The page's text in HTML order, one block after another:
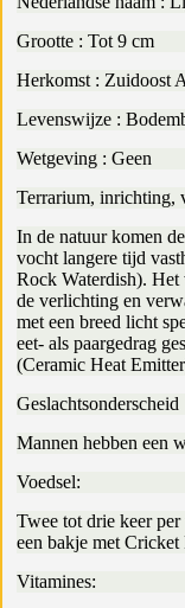
Grootte : Tot 9 cm
Herkomst : Zuidoost
Levenswijze :
Wetgeving : Geen
Terrarium, inrichting,
In de natuur komen
vocht langere tijd
Rock Waterdish). Het
de verlichting en
met een breed licht
eet- als paargedrag
(Ceramic Heat
Geslachtsonderscheid
Mannen hebben een
Voedsel:
Twee tot drie keer
een bakje met Cricket
Vitamines: